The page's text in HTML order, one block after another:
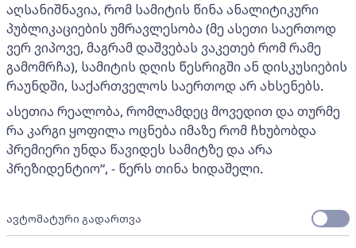
აღსანიშნავია, რომ სამიტის წინა ანალიტიკური
პუბლიკაციების უმრავლესობა (მე ასეთი საერთოდ
ვერ ვიპოვე, მაგრამ დაშვებას ვაკეთებ რომ რამე
გამომრჩა), სამიტის დღის წესრიგში ან დისკუსიების
რაუნდში, საქართველოს საერთოდ არ ახსენებს.
ასეთია რეალობა, რომლამდეც მოვედით და თურმე
რა კარგი ყოფილა ოცნება იმაზე რომ ჩხუბობდა
პრემიერი უნდა წავიდეს სამიტზე და არა
პრეზიდენტიო“, - წერს თინა ხიდაშელი.
ავტომატური გადართვა